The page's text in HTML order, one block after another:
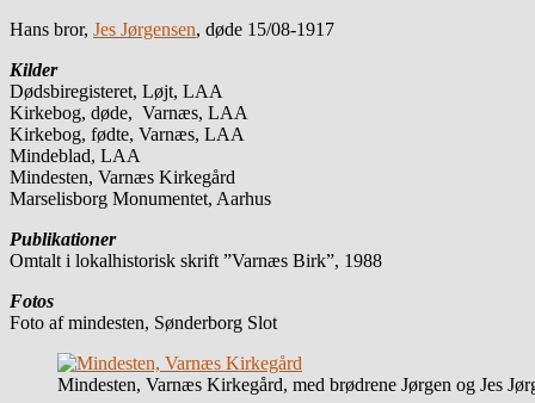
Hans bror, Jes Jørgensen, døde 15/08-1917
Kilder
Dødsbiregisteret, Løjt, LAA
Kirkebog, døde, Varnæs, LAA
Kirkebog, fødte, Varnæs, LAA
Mindeblad, LAA
Mindesten, Varnæs Kirkegård
Marselisborg Monumentet, Aarhus
Publikationer
Omtalt i lokalhistorisk skrift ”Varnæs Birk”, 1988
Fotos
Foto af mindesten, Sønderborg Slot
Mindesten, Varnæs Kirkegård, med brødrene Jørgen og Jes